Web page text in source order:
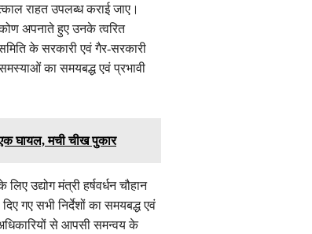
राहत उपलब्ध कराई जाए।
अपनाते हुए उनके त्वरित
के सरकारी एवं गैर-सरकारी
का समयबद्ध एवं प्रभावी
घायल, मची चीख पुकार
उद्योग मंत्री हर्षवर्धन चौहान
गए सभी निर्देशों का समयबद्ध एवं
से आपसी समन्वय के